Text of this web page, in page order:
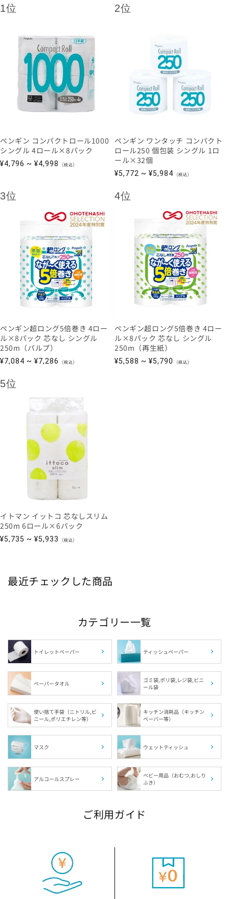
1位
ペンギン コンパクトロール1000
シングル 4ロール×8パック
通
格
¥4,796 ~ ¥4,998 (税込)
2位
ペンギン ワンタッチ コンパクト
ロール250 個包装 シングル 1ロ
ール×32個
通
価
¥5,772 ~ ¥5,984 (税込)
3位
ペンギン超ロング5倍巻き 4ロー
ル×8パック 芯なし シングル
250m（パルプ）
通
価
¥7,084 ~ ¥7,286 (税込)
4位
ペンギン超ロング5倍巻き 4ロー
ル×8パック 芯なし シングル
250m（再生紙）
通
¥5,588 ~ ¥5,790 (税込)
5位
イトマン イットコ 芯なしスリム
250m 6ロール×6パック
通
¥5,735 ~ ¥5,933 (税込)
最近チェックした商品
カテゴリー一覧
トイレットペーパー ティッシュペーパー
ペーパータオル
ゴミ袋,ポリ袋,レジ袋,ビニ
ール袋
使い捨て手袋（ニトリル,ビ
ニール,ポリエチレン等）
キッチン消耗品（キッチン
ペーパー等）
マスク ウェットティッシュ
アルコールスプレー
ベビー用品（おむつ,おしり
ふき）
ご利用ガイド